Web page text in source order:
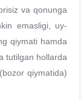
va qonunga
emasligi, uy-
qiymati hamda
tutilgan hollarda
qiymatida)